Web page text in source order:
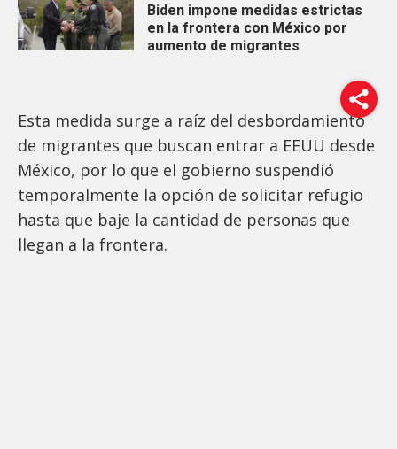
Biden impone medidas estrictas
en la frontera con México por
aumento de migrantes
Esta medida surge a raíz del desbordamiento
de migrantes que buscan entrar a EEUU desde
México, por lo que el gobierno suspendió
temporalmente la opción de solicitar refugio
hasta que baje la cantidad de personas que
llegan a la frontera.